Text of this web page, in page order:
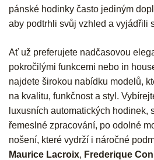
pánské hodinky často jediným
aby podtrhli svůj vzhled a vyjádřili
Ať už preferujete nadčasovou
pokročilými funkcemi nebo in
najdete širokou nabídku modelů,
na kvalitu, funkčnost a styl.
luxusních automatických hodinek,
řemeslné zpracování, po odolné
nošení, které vydrží i náročné
Maurice Lacroix, Frederique